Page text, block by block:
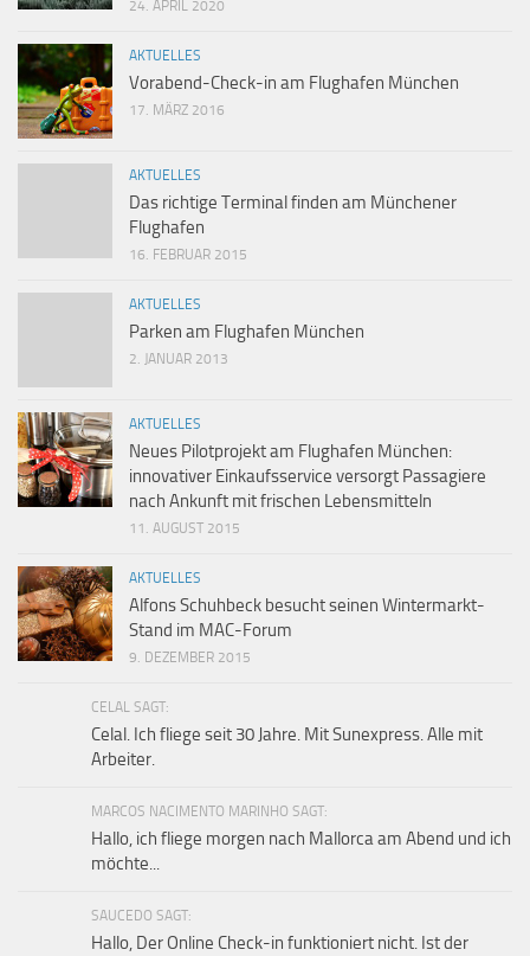
24. APRIL 2020
AKTUELLES
Vorabend-Check-in am Flughafen München
17. MÄRZ 2016
AKTUELLES
Das richtige Terminal finden am Münchener
Flughafen
16. FEBRUAR 2015
AKTUELLES
Parken am Flughafen München
2. JANUAR 2013
AKTUELLES
Neues Pilotprojekt am Flughafen München:
innovativer Einkaufsservice versorgt Passagiere
nach Ankunft mit frischen Lebensmitteln
11. AUGUST 2015
AKTUELLES
Alfons Schuhbeck besucht seinen Wintermarkt-
Stand im MAC-Forum
9. DEZEMBER 2015
CELAL SAGT:
Celal. Ich fliege seit 30 Jahre. Mit Sunexpress. Alle mit
Arbeiter.
MARCOS NACIMENTO MARINHO SAGT:
Hallo, ich fliege morgen nach Mallorca am Abend und ich
möchte...
SAUCEDO SAGT:
Hallo, Der Online Check-in funktioniert nicht. Ist der